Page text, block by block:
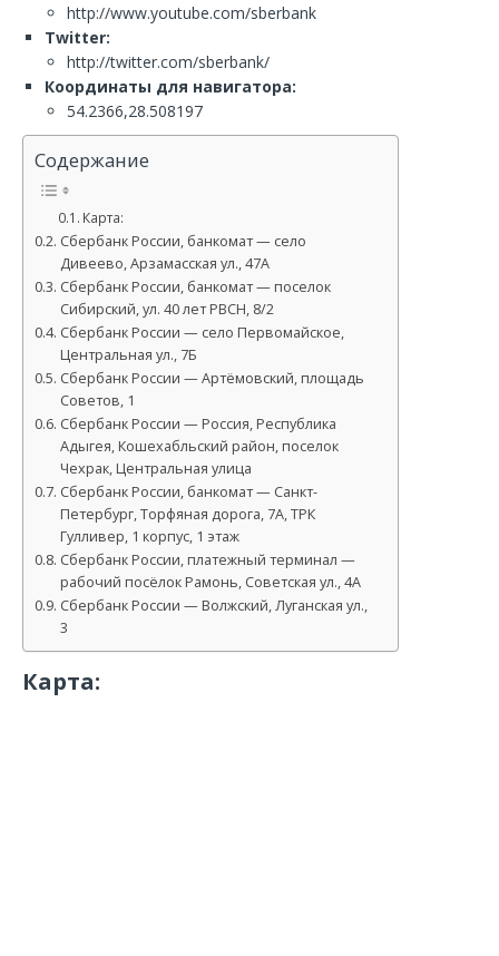
http://www.youtube.com/sberbank
Twitter:
http://twitter.com/sberbank/
Координаты для навигатора:
54.2366,28.508197
Содержание
Карта:
Сбербанк России, банкомат — село
Дивеево, Арзамасская ул., 47А
Сбербанк России, банкомат — поселок
Сибирский, ул. 40 лет РВСН, 8/2
Сбербанк России — село Первомайское,
Центральная ул., 7Б
Сбербанк России — Артёмовский, площадь
Советов, 1
Сбербанк России — Россия, Республика
Адыгея, Кошехабльский район, поселок
Чехрак, Центральная улица
Сбербанк России, банкомат — Санкт-
Петербург, Торфяная дорога, 7А, ТРК
Гулливер, 1 корпус, 1 этаж
Сбербанк России, платежный терминал —
рабочий посёлок Рамонь, Советская ул., 4А
Сбербанк России — Волжский, Луганская ул.,
3
Карта: